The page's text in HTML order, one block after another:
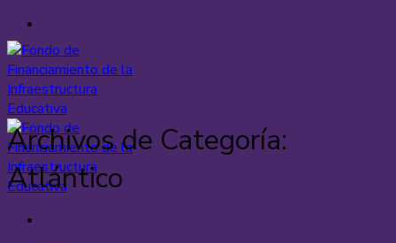
Saltar
al
contenido
Archivos de Categoría:
Atlántico